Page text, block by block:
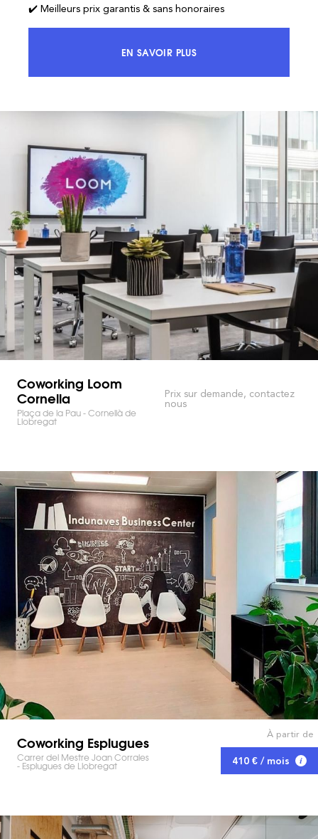
✔️ Meilleurs prix garantis & sans honoraires
EN SAVOIR PLUSACCÉDEZ À 100% DU MARCHÉ ET
Coworking Loom
Cornella
Plaça de la Pau - Cornellà de
Llobregat
Prix sur demande, contactez
nous
Coworking Esplugues
Carrer del Mestre Joan Corrales
- Esplugues de Llobregat
À partir de
410 € / mois